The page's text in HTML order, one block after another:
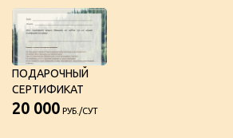
ПОДАРОЧНЫЙ
СЕРТИФИКАТ
20 000 РУБ./СУТ